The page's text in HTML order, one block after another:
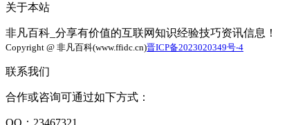
关于本站
非凡百科_分享有价值的互联网知识经验技巧资讯信息！
Copyright @ 非凡百科(www.ffidc.cn)晋ICP备2023020349号-4
联系我们
合作或咨询可通过如下方式：
QQ：23467321